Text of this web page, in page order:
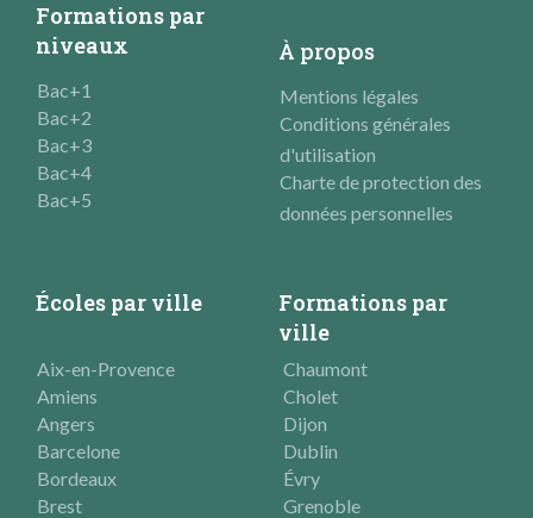
Formations par
niveaux
Bac+1
Bac+2
Bac+3
Bac+4
Bac+5
À propos
Mentions légales
Conditions générales
d'utilisation
Charte de protection des
données personnelles
Écoles par ville
Formations par
ville
Aix-en-Provence
Amiens
Angers
Barcelone
Bordeaux
Brest
Chaumont
Cholet
Dijon
Dublin
Évry
Grenoble